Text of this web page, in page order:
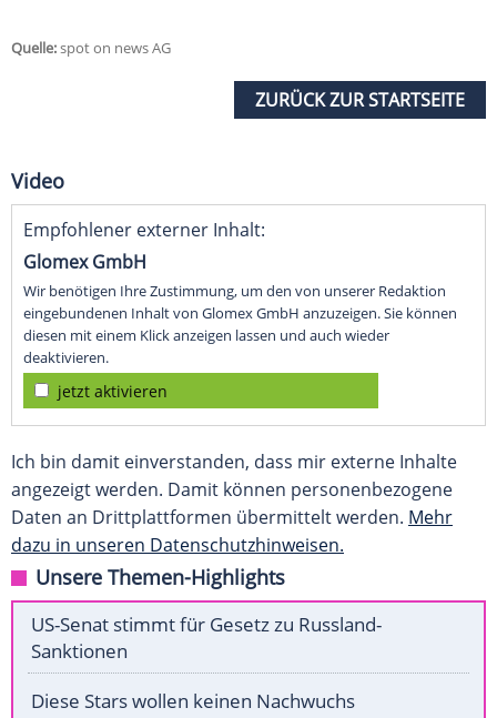
Quelle:spot on news AG
ZURÜCK ZUR STARTSEITE
Video
Empfohlener externer Inhalt:
Glomex GmbH
Wir benötigen Ihre Zustimmung, um den von unserer Redaktion
eingebundenen Inhalt von Glomex GmbH anzuzeigen. Sie können
diesen mit einem Klick anzeigen lassen und auch wieder
deaktivieren.
jetzt aktivieren
Ich bin damit einverstanden, dass mir externe Inhalte
angezeigt werden. Damit können personenbezogene
Daten an Drittplattformen übermittelt werden. Mehr
dazu in unseren Datenschutzhinweisen.
Unsere Themen-Highlights
US-Senat stimmt für Gesetz zu Russland-
Sanktionen
Diese Stars wollen keinen Nachwuchs